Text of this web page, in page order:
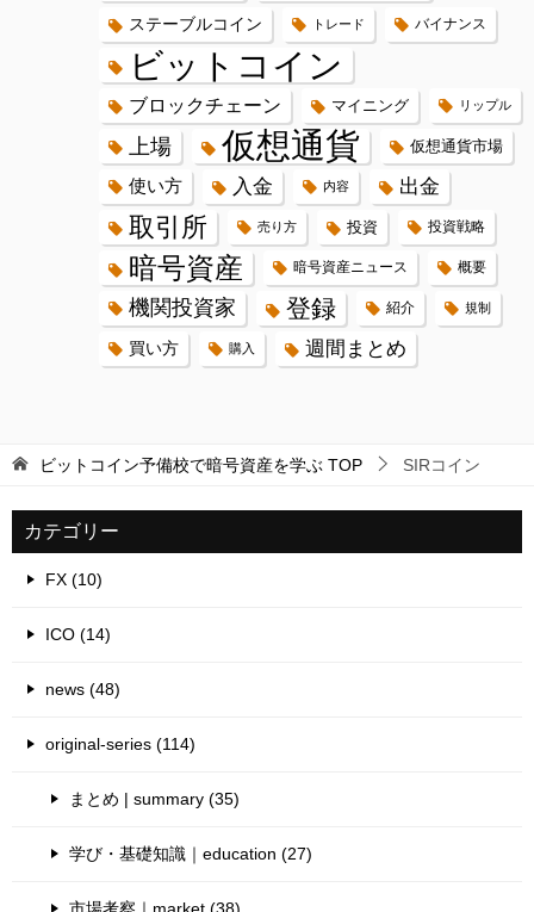
ステーブルコイン トレード バイナンス
ビットコイン
ブロックチェーン マイニング リップル
上場 仮想通貨 仮想通貨市場
使い方 入金 内容 出金
取引所 売り方 投資 投資戦略
暗号資産 暗号資産ニュース 概要
機関投資家 登録 紹介 規制
買い方 購入 週間まとめ
ビットコイン予備校で暗号資産を学ぶ TOP SIRコイン
カテゴリー
FX (10)
ICO (14)
news (48)
original-series (114)
まとめ | summary (35)
学び・基礎知識｜education (27)